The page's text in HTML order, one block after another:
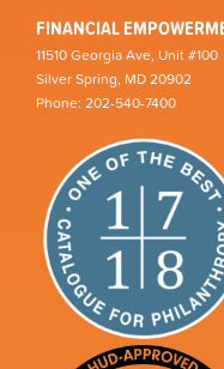
FINANCIAL
11510 Georgia Ave, Unit #100
Silver Spring, MD 20902
Phone: 202-540-7400